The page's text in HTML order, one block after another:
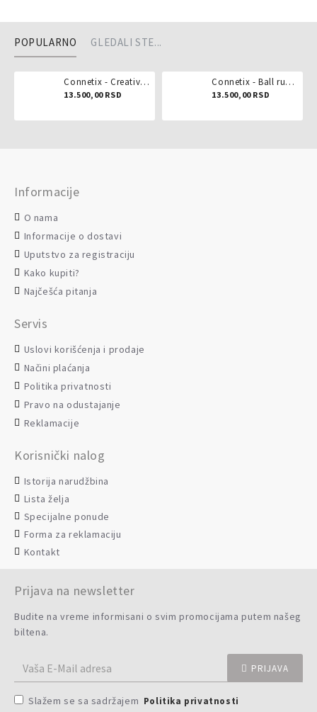
POPULARNO GLEDALI STE...
Connetix - Creative pack 102 dela
13.500,00 RSD
Connetix - Ball run pastel 106 delova
13.500,00 RSD
Informacije
O nama
Informacije o dostavi
Uputstvo za registraciju
Kako kupiti?
Najčešća pitanja
Servis
Uslovi korišćenja i prodaje
Načini plaćanja
Politika privatnosti
Pravo na odustajanje
Reklamacije
Korisnički nalog
Istorija narudžbina
Lista želja
Specijalne ponude
Forma za reklamaciju
Kontakt
Prijava na newsletter
Budite na vreme informisani o svim promocijama putem našeg
biltena.
PRIJAVA
Slažem se sa sadržajem Politika privatnosti